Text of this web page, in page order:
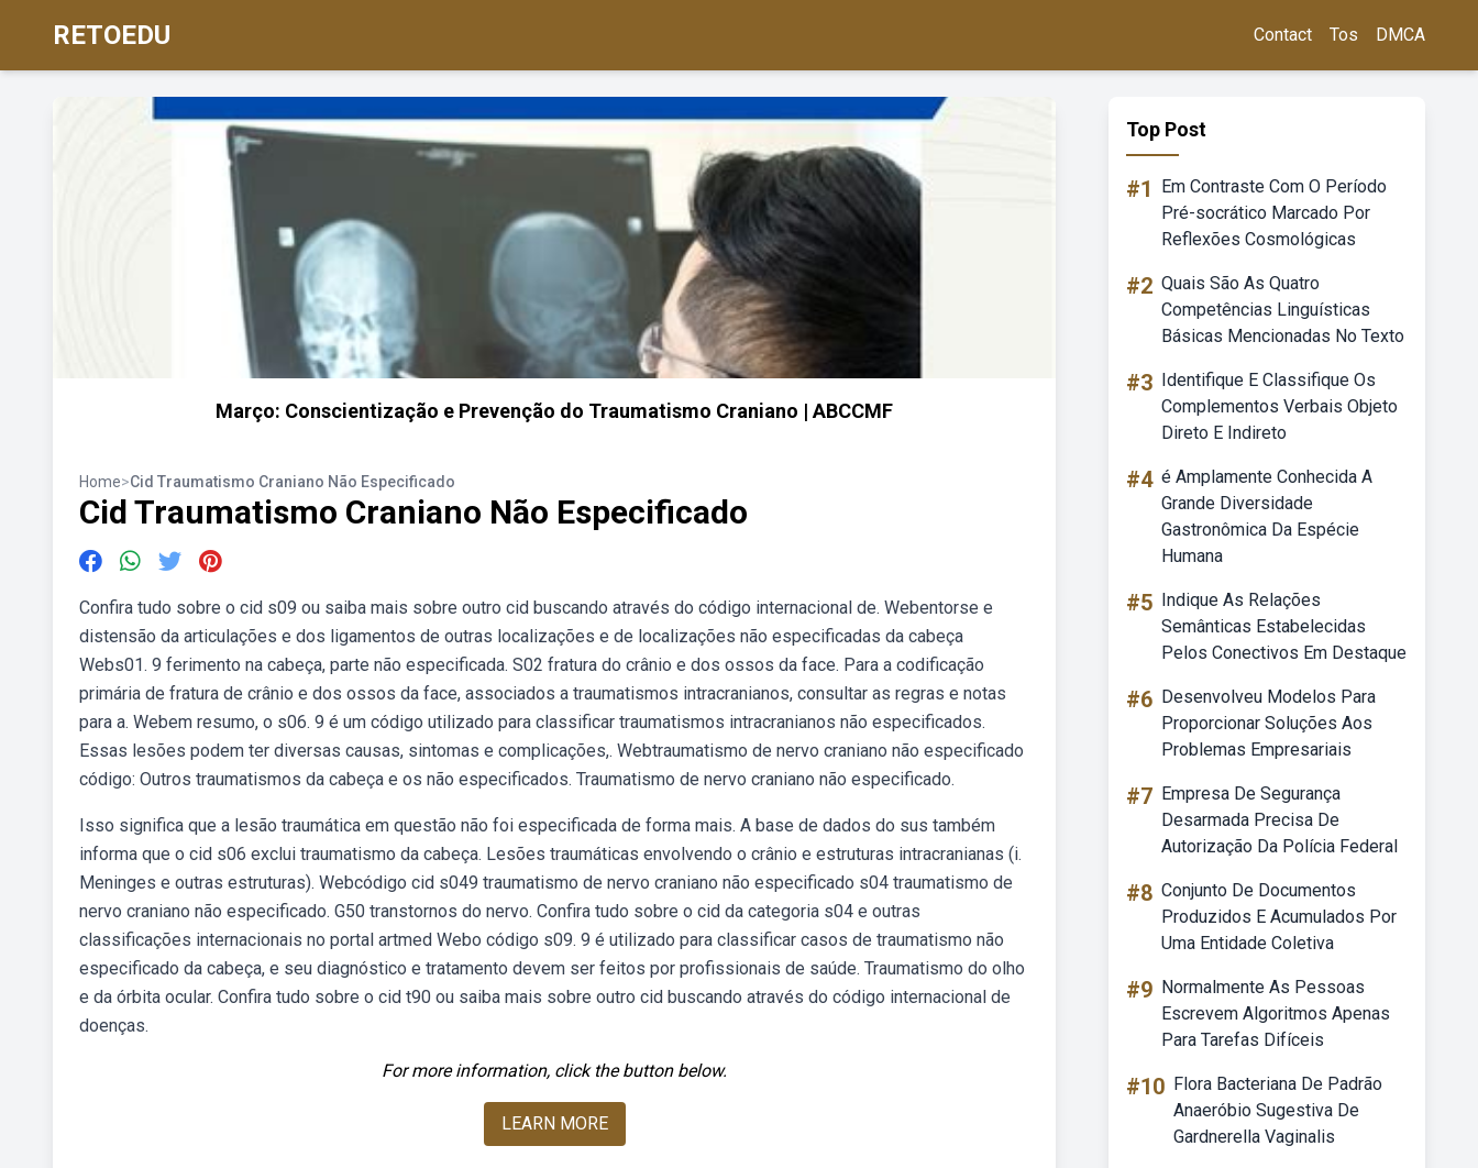
RETOEDU Contact Tos DMCA
Março: Conscientização e Prevenção do Traumatismo Craniano | ABCCMF
Home>Cid Traumatismo Craniano Não Especificado
Cid Traumatismo Craniano Não Especificado
Confira tudo sobre o cid s09 ou saiba mais sobre outro cid buscando através do código internacional de. Webentorse e
distensão da articulações e dos ligamentos de outras localizações e de localizações não especificadas da cabeça
Webs01. 9 ferimento na cabeça, parte não especificada. S02 fratura do crânio e dos ossos da face. Para a codificação
primária de fratura de crânio e dos ossos da face, associados a traumatismos intracranianos, consultar as regras e notas
para a. Webem resumo, o s06. 9 é um código utilizado para classificar traumatismos intracranianos não especificados.
Essas lesões podem ter diversas causas, sintomas e complicações,. Webtraumatismo de nervo craniano não especificado
código: Outros traumatismos da cabeça e os não especificados. Traumatismo de nervo craniano não especificado.
Isso significa que a lesão traumática em questão não foi especificada de forma mais. A base de dados do sus também
informa que o cid s06 exclui traumatismo da cabeça. Lesões traumáticas envolvendo o crânio e estruturas intracranianas (i.
Meninges e outras estruturas). Webcódigo cid s049 traumatismo de nervo craniano não especificado s04 traumatismo de
nervo craniano não especificado. G50 transtornos do nervo. Confira tudo sobre o cid da categoria s04 e outras
classificações internacionais no portal artmed Webo código s09. 9 é utilizado para classificar casos de traumatismo não
especificado da cabeça, e seu diagnóstico e tratamento devem ser feitos por profissionais de saúde. Traumatismo do olho
e da órbita ocular. Confira tudo sobre o cid t90 ou saiba mais sobre outro cid buscando através do código internacional de
doenças.
For more information, click the button below.
LEARN MORE
Top Post
#1
Em Contraste Com O Período
Pré-socrático Marcado Por
Reflexões Cosmológicas
#2 Quais São As Quatro
Competências Linguísticas
Básicas Mencionadas No Texto
#3 Identifique E Classifique Os
Complementos Verbais Objeto
Direto E Indireto
#4 é Amplamente Conhecida A
Grande Diversidade
Gastronômica Da Espécie
Humana
#5 Indique As Relações
Semânticas Estabelecidas
Pelos Conectivos Em Destaque
#6 Desenvolveu Modelos Para
Proporcionar Soluções Aos
Problemas Empresariais
#7 Empresa De Segurança
Desarmada Precisa De
Autorização Da Polícia Federal
#8 Conjunto De Documentos
Produzidos E Acumulados Por
Uma Entidade Coletiva
#9 Normalmente As Pessoas
Escrevem Algoritmos Apenas
Para Tarefas Difíceis
#10 Flora Bacteriana De Padrão
Anaeróbio Sugestiva De
Gardnerella Vaginalis